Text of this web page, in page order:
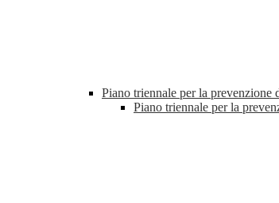
Piano triennale per la prevenzione
Piano triennale per la